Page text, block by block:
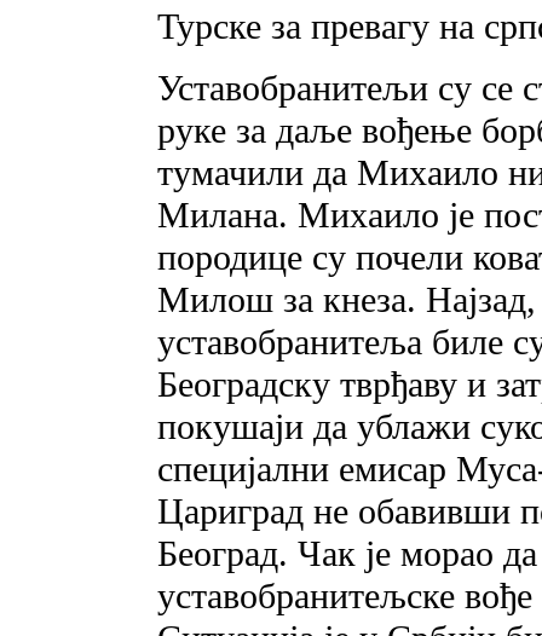
Турске за превагу на
Уставобранитељи су се
руке за даље вођење
тумачили да Михаило
Милана. Михаило је
породице су почели
Милош за кнеза. Најзад,
уставобранитеља биле
Београдску тврђаву и
покушаји да ублажи
специјални емисар
Цариград не обавивши
Београд. Чак је морао
уставобранитељске